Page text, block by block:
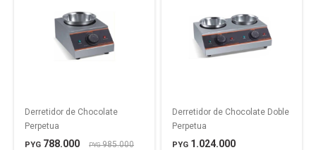
Derretidor de Chocolate
Perpetua
PYG 788.000 PYG985.000
Derretidor de Chocolate Doble
Perpetua
PYG 1.024.000